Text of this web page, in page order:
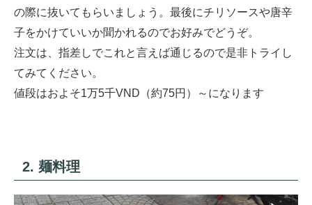
の際に抜いてもらいましょう。最後にチリソースや唐辛
子をかけていいか聞かれるのでお好みでどうぞ。
注文は、指差しでこれと言えば通じるので是非トライし
てみてください。
値段はおよそ1万5千VND（約75円）～になります
2. 麺料理